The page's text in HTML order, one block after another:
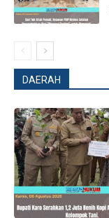
DAERAH